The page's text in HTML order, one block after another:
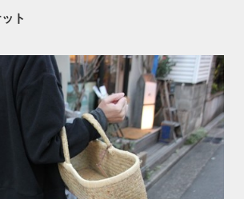
ト